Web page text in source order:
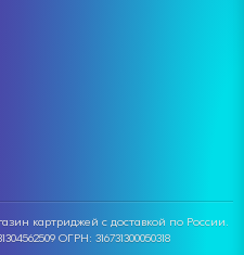
картриджей с доставкой по России.
ОГРН: 316731300050318